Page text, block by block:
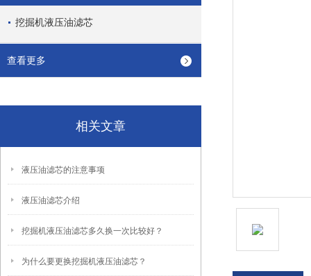
挖掘机液压油滤芯
查看更多
相关文章
液压油滤芯的注意事项
液压油滤芯介绍
挖掘机液压油滤芯多久换一次比较好？
为什么要更换挖掘机液压油滤芯？